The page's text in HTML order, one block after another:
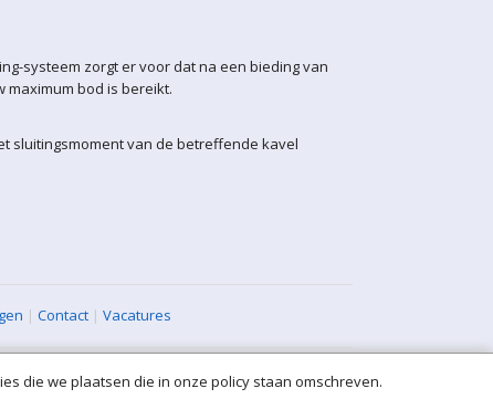
systeem zorgt er voor dat na een bieding van
maximum bod is bereikt.
sluitingsmoment van de betreffende kavel
| Contact | Vacatures
die we plaatsen die in onze policy staan omschreven.